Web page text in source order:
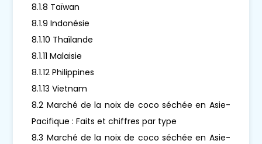
8.1.8 Taïwan
8.1.9 Indonésie
8.1.10 Thaïlande
8.1.11 Malaisie
8.1.12 Philippines
8.1.13 Vietnam
8.2 Marché de la noix de coco séchée en Asie-
Pacifique : Faits et chiffres par type
8.3 Marché de la noix de coco séchée en Asie-